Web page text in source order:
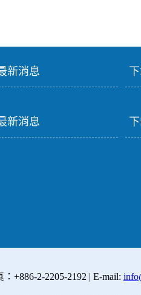
新消息
新消息
+886-2-2205-2192 | E-mail: